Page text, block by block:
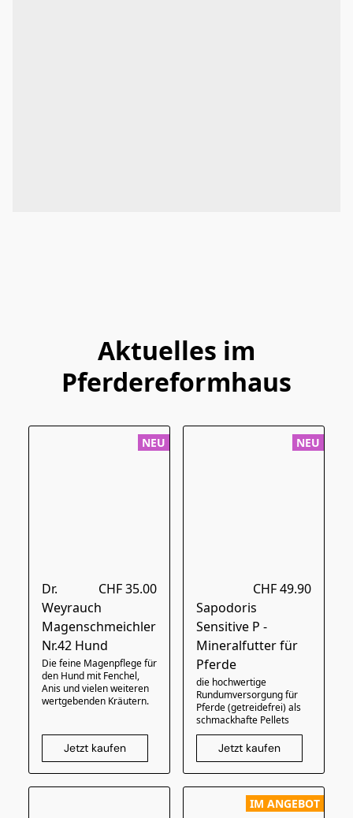
Aktuelles im
Pferdereformhaus
NEU
CHF 35.00
Dr.
Weyrauch
Magenschmeichler
Nr.42 Hund
Die feine Magenpflege für
den Hund mit Fenchel,
Anis und vielen weiteren
wertgebenden Kräutern.
Jetzt kaufen
NEU
CHF 49.90
Sapodoris
Sensitive P -
Mineralfutter für
Pferde
die hochwertige
Rundumversorgung für
Pferde (getreidefrei) als
schmackhafte Pellets
Jetzt kaufen
IM ANGEBOT